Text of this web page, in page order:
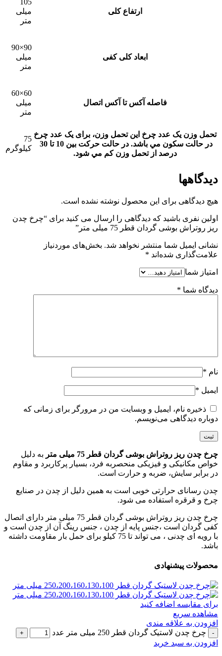
ارتفاع کلی
میلی
متر
ابعاد کلی کفی
90×90
میلی
متر
فاصله آکس تا آکس اتصال
60×60
میلی
متر
تحمل وزن یک عدد چرخ این تحمل وزن، برای يک عدد چرخ
درصد از تحمل وزن کم مي شود.
75
کیلوگرم
دیدگاهها
هیچ دیدگاهی برای این محصول نوشته نشده است.
اولین نفری باشید که دیدگاهی را ارسال می کنید برای “چرخ چدن
ریز روتراش بوشی گردان قطر 75 میلی متر”
نشانی ایمیل شما منتشر نخواهد شد. بخش‌های موردنیاز
علامت‌گذاری شده‌اند *
امتیاز شما
دیدگاه شما *
نام *
ایمیل *
ذخیره نام، ایمیل و وبسایت من در مرورگر برای زمانی که
دوباره دیدگاهی می‌نویسم.
چرخ چدن ریز روتراش بوشی گردان قطر 75 میلی متر
به دلیل
خواص مکانیکی و فیزیکی منحصربه فرد، بسیار پرکاربرد و مقاوم
در برابر سایش، ضربه و حرارت است.
چدن رسانای حرارتی خوبی است به همین دلیل از چدن در صنایع
چرخ و قرقره استفاده می شود.
چرخ چدن ریز روتراش بوشی گردان قطر 75 میلی متر دارای اتصال
کفی گردان است ،جنس پایه از چدن ، جنس رینگ آن از چدن است و
با رویه ای چدنی ، می تواند تا 75 کیلو برای حمل بار مقاومت داشته
باشد.
محصولات پیشنهادی
برای مقایسه اضافه کنید
مشاهده سریع
افزودن به علاقه مندی
چرخ چدن لاستیک گردان قطر 250 میلی متر عدد
افزودن به سبد خرید